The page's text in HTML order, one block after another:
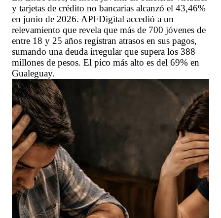
y tarjetas de crédito no bancarias alcanzó el 43,46%
en junio de 2026. APFDigital accedió a un
relevamiento que revela que más de 700 jóvenes de
entre 18 y 25 años registran atrasos en sus pagos,
sumando una deuda irregular que supera los 388
millones de pesos. El pico más alto es del 69% en
Gualeguay.